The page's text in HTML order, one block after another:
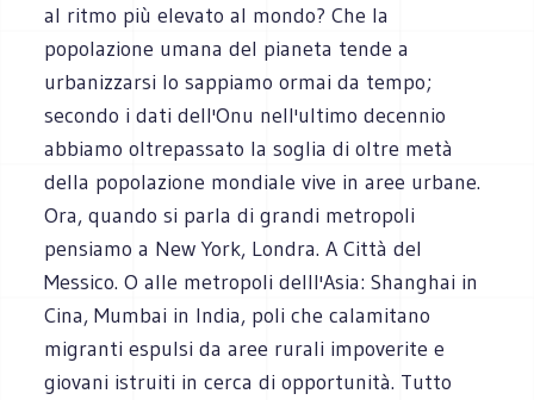
al ritmo più elevato al mondo? Che la
popolazione umana del pianeta tende a
urbanizzarsi lo sappiamo ormai da tempo;
secondo i dati dell'Onu nell'ultimo decennio
abbiamo oltrepassato la soglia di oltre metà
della popolazione mondiale vive in aree urbane.
Ora, quando si parla di grandi metropoli
pensiamo a New York, Londra. A Città del
Messico. O alle metropoli delll'Asia: Shanghai in
Cina, Mumbai in India, poli che calamitano
migranti espulsi da aree rurali impoverite e
giovani istruiti in cerca di opportunità. Tutto